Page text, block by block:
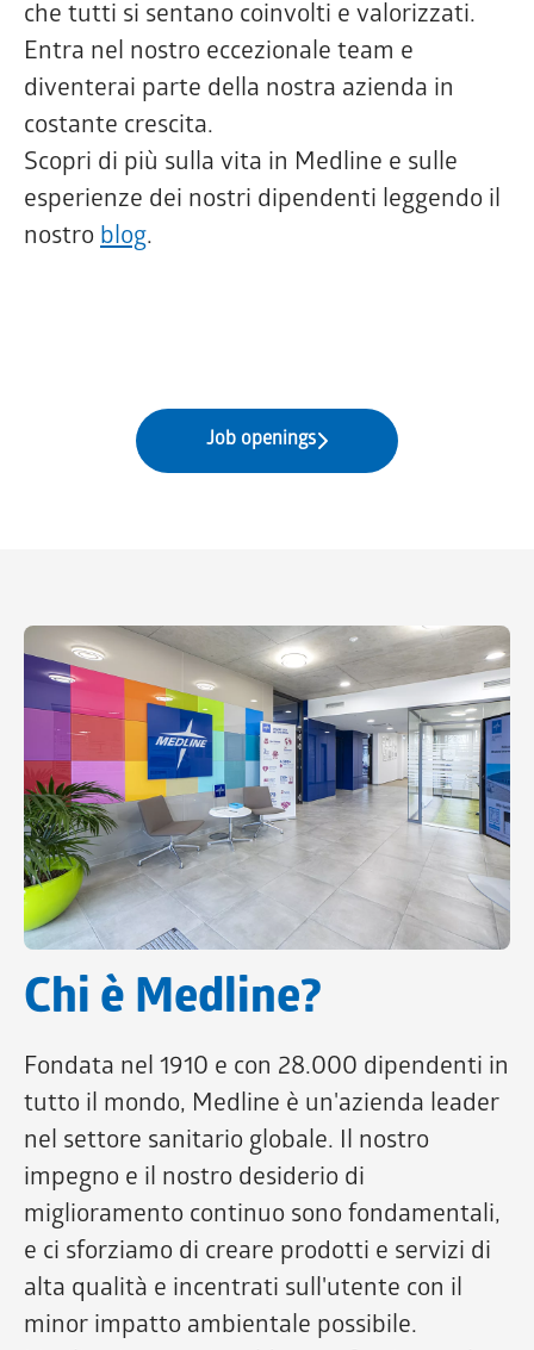
che tutti si sentano coinvolti e valorizzati.
Entra nel nostro eccezionale team e
diventerai parte della nostra azienda in
costante crescita.
Scopri di più sulla vita in Medline e sulle
esperienze dei nostri dipendenti leggendo il
nostro blog.
Job openings
Chi è Medline?
Fondata nel 1910 e con 28.000 dipendenti in
tutto il mondo, Medline è un'azienda leader
nel settore sanitario globale. Il nostro
impegno e il nostro desiderio di
miglioramento continuo sono fondamentali,
e ci sforziamo di creare prodotti e servizi di
alta qualità e incentrati sull'utente con il
minor impatto ambientale possibile.